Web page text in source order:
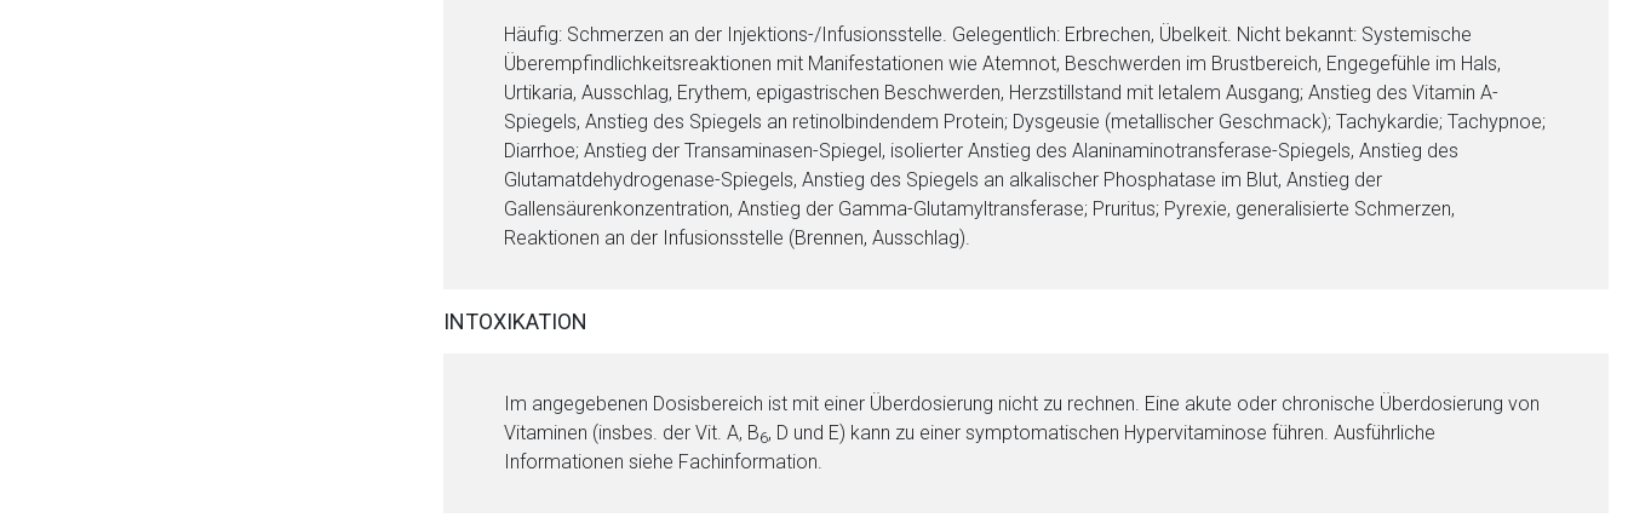
Häufig: Schmerzen an der Injektions-/Infusionsstelle. Gelegentlich: Erbrechen, Übelkeit. Nicht bekannt: Systemische
Überempfindlichkeitsreaktionen mit Manifestationen wie Atemnot, Beschwerden im Brustbereich, Engegefühle im Hals,
Urtikaria, Ausschlag, Erythem, epigastrischen Beschwerden, Herzstillstand mit letalem Ausgang; Anstieg des Vitamin A-
Spiegels, Anstieg des Spiegels an retinolbindendem Protein; Dysgeusie (metallischer Geschmack); Tachykardie; Tachypnoe;
Diarrhoe; Anstieg der Transaminasen-Spiegel, isolierter Anstieg des Alaninaminotransferase-Spiegels, Anstieg des
Glutamatdehydrogenase-Spiegels, Anstieg des Spiegels an alkalischer Phosphatase im Blut, Anstieg der
Gallensäurenkonzentration, Anstieg der Gamma-Glutamyltransferase; Pruritus; Pyrexie, generalisierte Schmerzen,
Reaktionen an der Infusionsstelle (Brennen, Ausschlag).
INTOXIKATION
Im angegebenen Dosisbereich ist mit einer Überdosierung nicht zu rechnen. Eine akute oder chronische Überdosierung von
Vitaminen (insbes. der Vit. A, B6, D und E) kann zu einer symptomatischen Hypervitaminose führen. Ausführliche
Informationen siehe Fachinformation.